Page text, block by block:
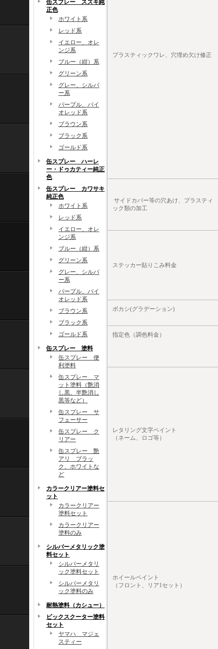
缶スプレー スズキ純
正色
ホワイト系
レッド系
イエロー、オレ
ンジ系
ブルー（紺）系
グリーン系
グレー、シルバ
ー系
パープル、バイ
オレッド系
ブラウン系
ブラック系
ゴールド系
缶スプレー ハーレ
ー・ドゥカティー純正
色
缶スプレー カワサキ
純正色
ホワイト系
レッド系
イエロー、オレ
ンジ系
ブルー（紺）系
グリーン系
グレー、シルバ
ー系
パープル、バイ
オレッド系
ブラウン系
ブラック系
ゴールド系
缶スプレー 塗料
缶スプレー 便
利塗料
缶スプレー マ
ット塗料（艶消
し黒、半艶消し
黒等など）
缶スプレー サ
フェーサー
缶スプレー ク
リアー
缶スプレー 艶
アリ ブラッ
ク、ホワイトな
ど
カラークリアー塗料セ
ット
カラークリアー
塗料セット
カラークリアー
塗料のみ
シルバーメタリック塗
料セット
シルバーメタリ
ック塗料セット
シルバーメタリ
ック塗料のみ
耐熱塗料（カシュー）
ビックスクーター塗料
セット
ヤマハ マジェ
スティー
プラスティックワレ、穴埋め欠け修正
サイドカバー等の穴あけ、プラスティ
ック類の加工
ステッカー貼りこみ料金
ボカシ(グラデーション)
指定色（調色料金）
レタリング文字ペイント
（ネーム、ロゴ等）
ホイールペイント
（フロント、リア1セット）